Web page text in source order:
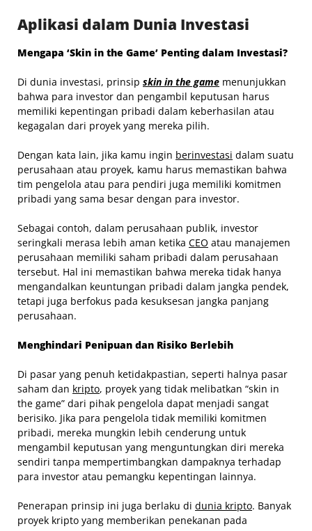
Aplikasi dalam Dunia Investasi
Mengapa ‘Skin in the Game’ Penting dalam Investasi?
Di dunia investasi, prinsip skin in the game menunjukkan
bahwa para investor dan pengambil keputusan harus
memiliki kepentingan pribadi dalam keberhasilan atau
kegagalan dari proyek yang mereka pilih.
Dengan kata lain, jika kamu ingin berinvestasi dalam suatu
perusahaan atau proyek, kamu harus memastikan bahwa
tim pengelola atau para pendiri juga memiliki komitmen
pribadi yang sama besar dengan para investor.
Sebagai contoh, dalam perusahaan publik, investor
seringkali merasa lebih aman ketika CEO atau manajemen
perusahaan memiliki saham pribadi dalam perusahaan
tersebut. Hal ini memastikan bahwa mereka tidak hanya
mengandalkan keuntungan pribadi dalam jangka pendek,
tetapi juga berfokus pada kesuksesan jangka panjang
perusahaan.
Menghindari Penipuan dan Risiko Berlebih
Di pasar yang penuh ketidakpastian, seperti halnya pasar
saham dan kripto, proyek yang tidak melibatkan “skin in
the game” dari pihak pengelola dapat menjadi sangat
berisiko. Jika para pengelola tidak memiliki komitmen
pribadi, mereka mungkin lebih cenderung untuk
mengambil keputusan yang menguntungkan diri mereka
sendiri tanpa mempertimbangkan dampaknya terhadap
para investor atau pemangku kepentingan lainnya.
Penerapan prinsip ini juga berlaku di dunia kripto. Banyak
proyek kripto yang memberikan penekanan pada